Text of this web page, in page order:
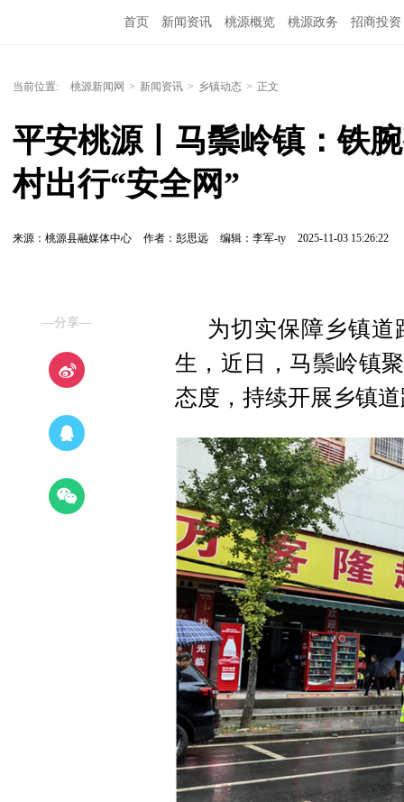
首页 新闻资讯 桃源概览 桃源政务 招商投资
当前位置: 桃源新闻网 > 新闻资讯 > 乡镇动态 > 正文
平安桃源丨马鬃岭镇：铁
村出行“安全网”
来源：桃源县融媒体中心 作者：彭思远 编辑：李军-ty 2025-11-03 15:26:22
—分享—
为切实保障乡镇
生，近日，马鬃岭镇
态度，持续开展乡镇